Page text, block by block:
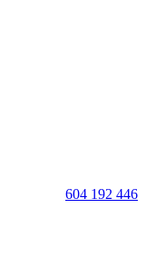
604 192 446